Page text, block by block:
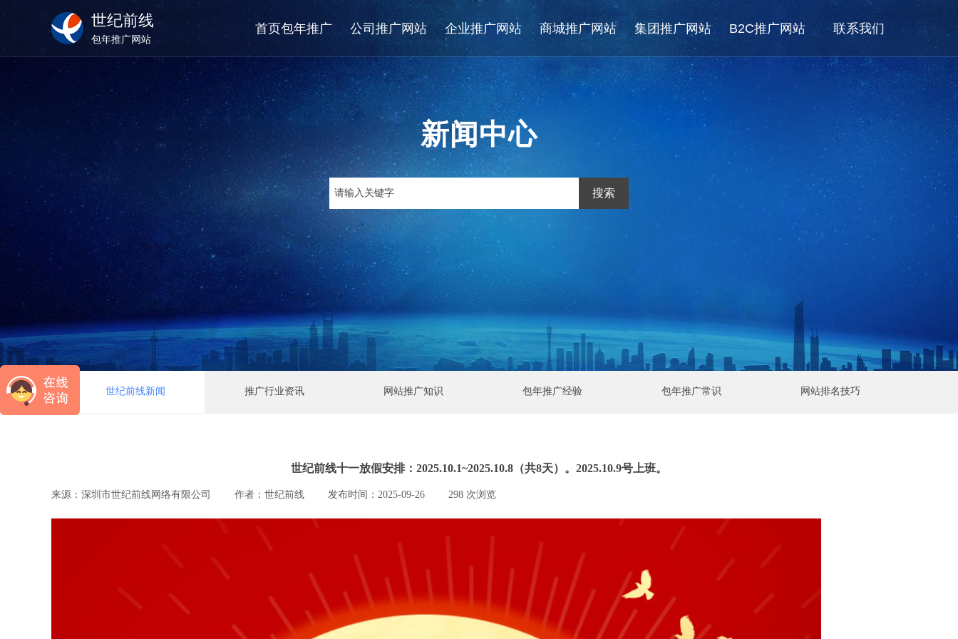
新闻中心
搜索
首页包年推广 公司推广网站 企业推广网站 商城推广网站 集团推广网站 B2C推广网站 联系我们
世纪前线
包年推广网站
世纪前线新闻 推广行业资讯 网站推广知识 包年推广经验 包年推广常识 网站排名技巧
世纪前线十一放假安排：2025.10.1~2025.10.8（共8天）。2025.10.9号上班。
来源： 深圳市世纪前线网络有限公司 作者： 世纪前线 发布时间： 2025-09-26 298 次浏览